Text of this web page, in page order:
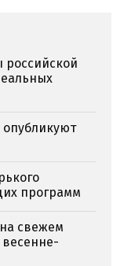
российской
программ
свежем
весенне-